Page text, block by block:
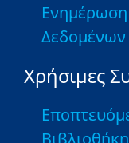
Δεδομένων
Χρήσιμες